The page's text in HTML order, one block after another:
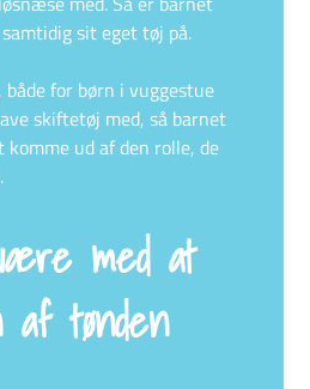
sit eget tøj på.
for børn i vuggestue
skiftetøj med, så barnet
ud af den rolle, de
med at
tønden